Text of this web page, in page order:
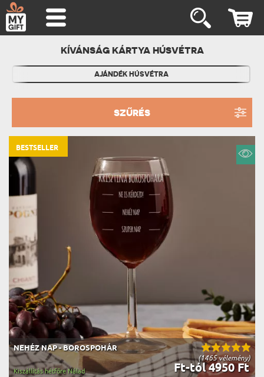
KÍVÁNSÁG KÁRTYA HÚSVÉTRA
AJÁNDÉK HÚSVÉTRA
SZŰRÉS
(1465 vélemény)
NEHÉZ NAP - BOROSPOHÁR
Ft-tól 4950 Ft
Kiszállítás hétfőre Nálad
BESTSELLER